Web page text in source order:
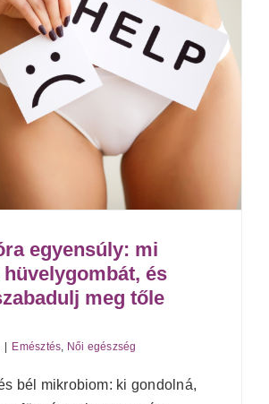
egyensúly: mi
hüvelygombát, és
meg tőle
Emésztés, Női egészség
bél mikrobiom: ki gondolná,